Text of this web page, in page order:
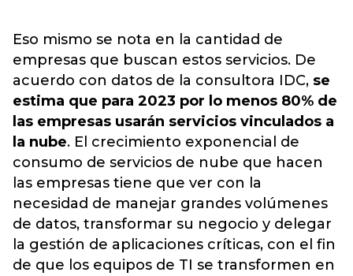
Eso mismo se nota en la cantidad de
empresas que buscan estos servicios. De
acuerdo con datos de la consultora IDC, se
estima que para 2023 por lo menos 80% de
las empresas usarán servicios vinculados a
la nube. El crecimiento exponencial de
consumo de servicios de nube que hacen
las empresas tiene que ver con la
necesidad de manejar grandes volúmenes
de datos, transformar su negocio y delegar
la gestión de aplicaciones críticas, con el fin
de que los equipos de TI se transformen en